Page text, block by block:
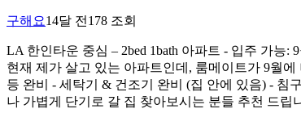
구해요14달 전 178 조회
LA 한인타운 중심 – 2bed 1bath 아파트 - 입주 가능
현재 제가 살고 있는 아파트인데, 룸메이트가 9월
등 완비 - 세탁기 & 건조기 완비 (집 안에 있음) - 침
나 가볍게 단기로 갈 집 찾아보시는 분들 추천 드립